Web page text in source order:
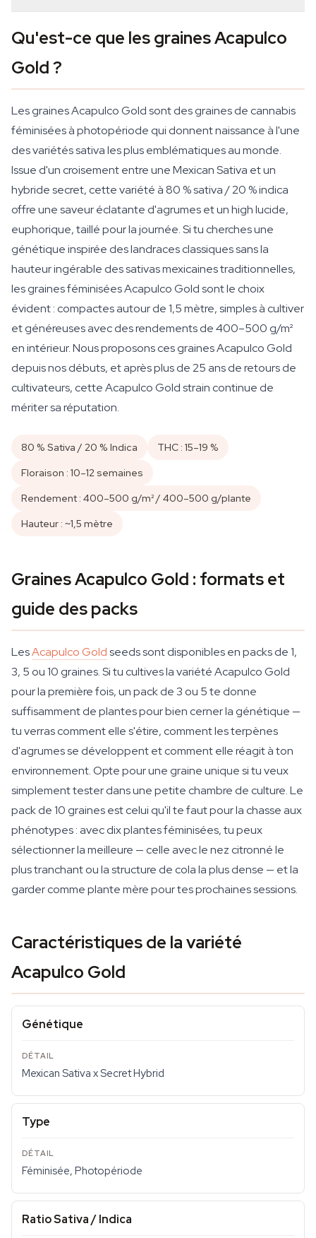
Qu'est-ce que les graines Acapulco
Gold ?
Les graines Acapulco Gold sont des graines de cannabis
féminisées à photopériode qui donnent naissance à l'une
des variétés sativa les plus emblématiques au monde.
Issue d'un croisement entre une Mexican Sativa et un
hybride secret, cette variété à 80 % sativa / 20 % indica
offre une saveur éclatante d'agrumes et un high lucide,
euphorique, taillé pour la journée. Si tu cherches une
génétique inspirée des landraces classiques sans la
hauteur ingérable des sativas mexicaines traditionnelles,
les graines féminisées Acapulco Gold sont le choix
évident : compactes autour de 1,5 mètre, simples à cultiver
et généreuses avec des rendements de 400–500 g/m²
en intérieur. Nous proposons ces graines Acapulco Gold
depuis nos débuts, et après plus de 25 ans de retours de
cultivateurs, cette Acapulco Gold strain continue de
mériter sa réputation.
80 % Sativa / 20 % Indica
THC : 15–19 %
Floraison : 10–12 semaines
Rendement : 400–500 g/m² / 400–500 g/plante
Hauteur : ~1,5 mètre
Graines Acapulco Gold : formats et
guide des packs
LesAcapulco Goldseeds sont disponibles en packs de 1,
3, 5 ou 10 graines. Si tu cultives la variété Acapulco Gold
pour la première fois, un pack de 3 ou 5 te donne
suffisamment de plantes pour bien cerner la génétique —
tu verras comment elle s'étire, comment les terpènes
d'agrumes se développent et comment elle réagit à ton
environnement. Opte pour une graine unique si tu veux
simplement tester dans une petite chambre de culture. Le
pack de 10 graines est celui qu'il te faut pour la chasse aux
phénotypes : avec dix plantes féminisées, tu peux
sélectionner la meilleure — celle avec le nez citronné le
plus tranchant ou la structure de cola la plus dense — et la
garder comme plante mère pour tes prochaines sessions.
Caractéristiques de la variété
Acapulco Gold
Génétique
Mexican Sativa x Secret Hybrid
Type
Féminisée, Photopériode
Ratio Sativa / Indica